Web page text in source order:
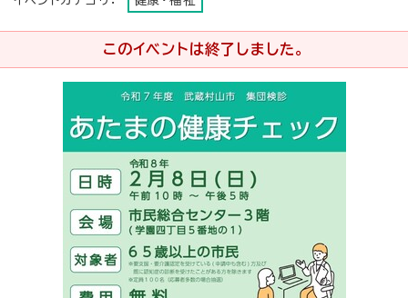
このイベントは終了しました。